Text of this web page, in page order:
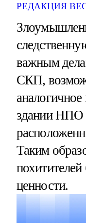
РЕДАКЦИЯ
важным
СКП,
здании НПО
Таким
ценности.